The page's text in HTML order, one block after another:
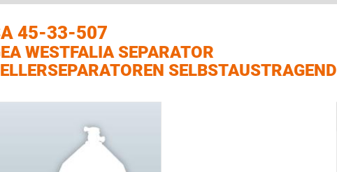
45-33-507
WESTFALIA SEPARATOR
SELBSTAUSTRAGEND